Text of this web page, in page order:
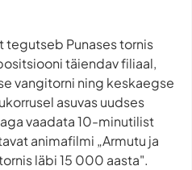
Punases tornis
täiendav filiaal,
vangitorni ning keskaegse
asuvas uudses
vaadata 10-minutilist
animafilmi „Armutu ja
läbi 15 000 aasta".